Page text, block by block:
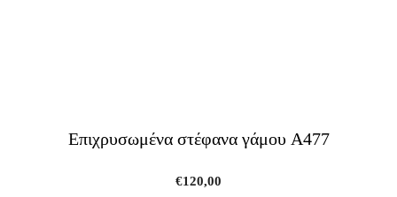
Επιχρυσωμένα στέφανα γάμου A477
€120,00